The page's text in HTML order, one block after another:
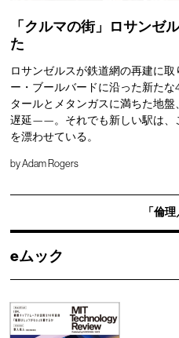
「クルマの街」ロサンゼ
た
ロサンゼルスが鉄道網の再建に
ー・ブールバードに沿った新たな
タールとメタンガスに満ちた地
遅延——。それでも新しい駅は、
を漂わせている。
byAdam Rogers
「倫
eムック